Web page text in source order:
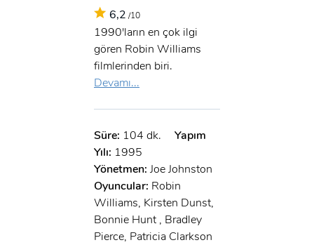
6,2 /10
1990'ların en çok ilgi
gören Robin Williams
filmlerinden biri.
Devamı...
Süre: 104 dk.
Yapım
Yılı: 1995
Yönetmen: Joe Johnston
Oyuncular: Robin
Williams, Kirsten Dunst,
Bonnie Hunt , Bradley
Pierce, Patricia Clarkson